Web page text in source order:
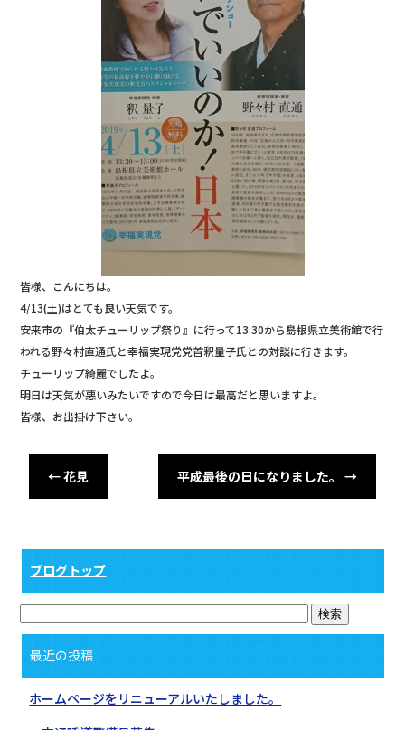
皆様、こんにちは。
4/13(土)はとても良い天気です。
安来市の『伯太チューリップ祭り』に行って13:30から島根県立美術館で行
われる野々村直通氏と幸福実現党党首釈量子氏との対談に行きます。
チューリップ綺麗でしたよ。
明日は天気が悪いみたいですので今日は最高だと思いますよ。
皆様、お出掛け下さい。
←花見 平成最後の日になりました。 →
ブログトップ
最近の投稿
ホームページをリニューアルいたしました。